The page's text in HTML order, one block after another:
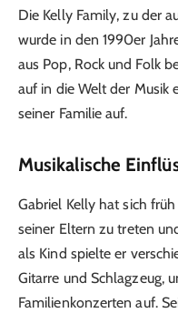
Die Kelly Family, zu der
wurde in den 1990er
aus Pop, Rock und Folk
auf in die Welt der Musik
seiner Familie auf.
Musikalische
Gabriel Kelly hat sich
seiner Eltern zu treten
als Kind spielte er
Gitarre und Schlagzeug,
Familienkonzerten auf.